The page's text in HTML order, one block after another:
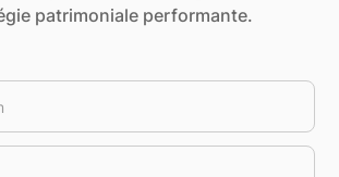
patrimoniale performante.